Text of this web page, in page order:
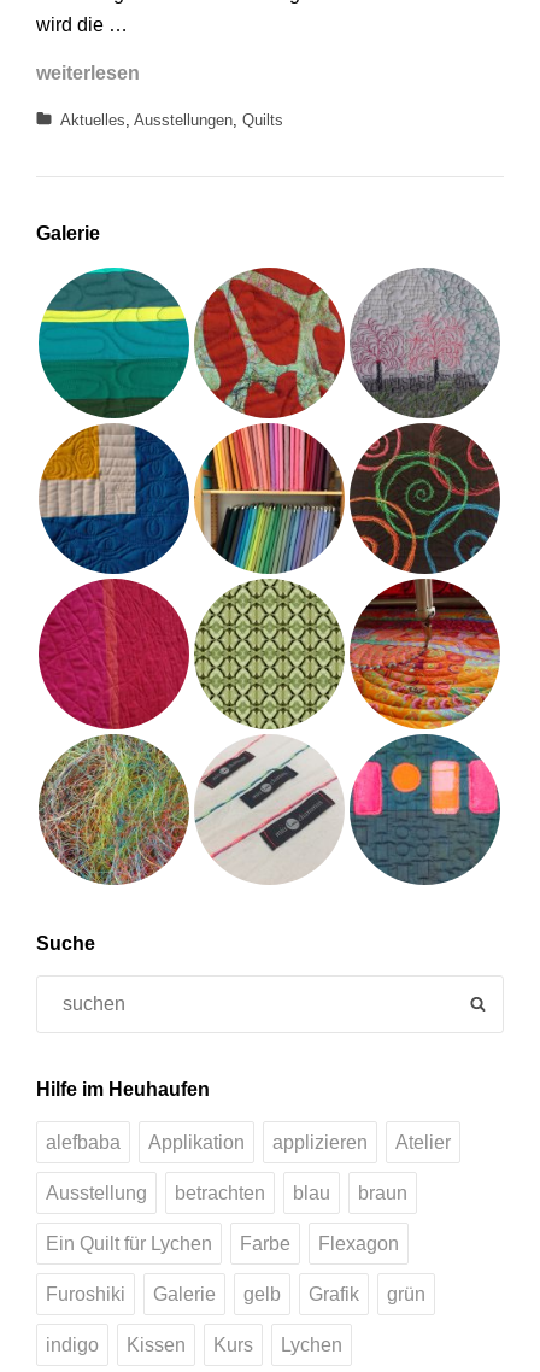
wird die …
weiterlesen
Staatspreis
Categories
Aktuelles Ausstellungen Quilts
Galerie
Suche
Hilfe im Heuhaufen
alefbaba Applikation applizieren Atelier
Ausstellung betrachten blau braun
Ein Quilt für Lychen Farbe Flexagon
Furoshiki Galerie gelb Grafik grün
indigo Kissen Kurs Lychen